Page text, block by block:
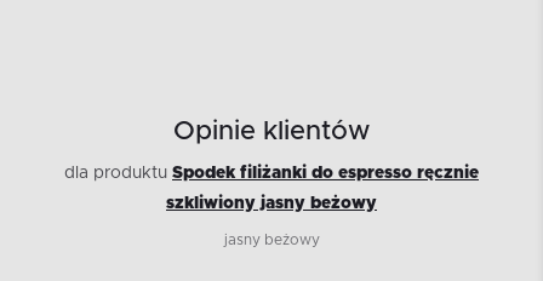
Opinie klientów
dla produktu Spodek filiżanki do espresso ręcznie
szkliwiony jasny beżowy
jasny beżowy